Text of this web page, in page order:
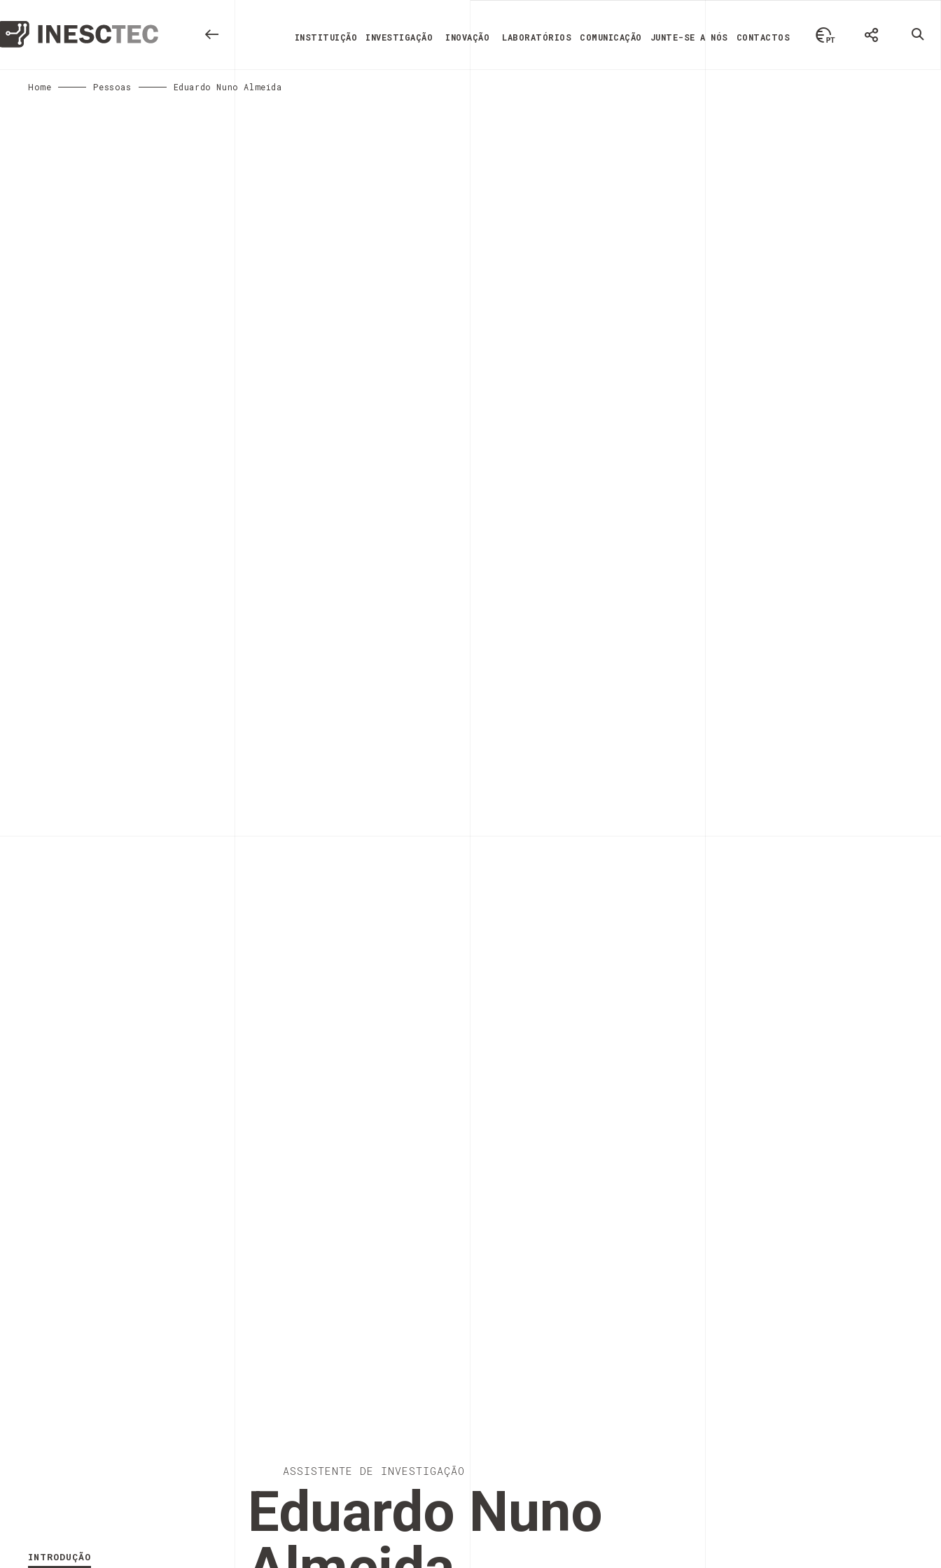
INSTITUIÇÃO INVESTIGAÇÃO INOVAÇÃO LABORATÓRIOS COMUNICAÇÃO JUNTE-SE A NÓS CONTACTOS
Home Pessoas Eduardo Nuno Almeida
ASSISTENTE DE INVESTIGAÇÃO
Eduardo Nuno
INTRODUÇÃO